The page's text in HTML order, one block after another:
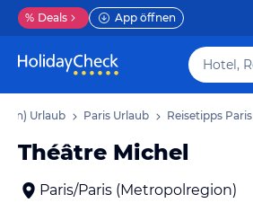
% Deals App öffnen
Urlaub Paris Urlaub Reisetipps Paris
Théâtre Michel
Paris/Paris (Metropolregion)